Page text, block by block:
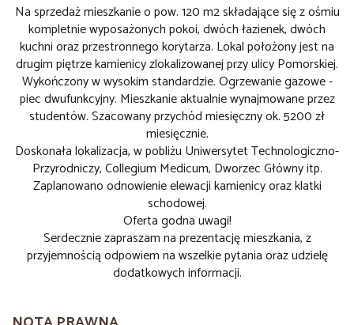
Na sprzedaż mieszkanie o pow. 120 m2 składające się z ośmiu
kompletnie wyposażonych pokoi, dwóch łazienek, dwóch
kuchni oraz przestronnego korytarza. Lokal położony jest na
drugim piętrze kamienicy zlokalizowanej przy ulicy Pomorskiej.
Wykończony w wysokim standardzie. Ogrzewanie gazowe -
piec dwufunkcyjny. Mieszkanie aktualnie wynajmowane przez
studentów. Szacowany przychód miesięczny ok. 5200 zł
miesięcznie.
Doskonała lokalizacja, w pobliżu Uniwersytet Technologiczno-
Przyrodniczy, Collegium Medicum, Dworzec Główny itp.
Zaplanowano odnowienie elewacji kamienicy oraz klatki
schodowej.
Oferta godna uwagi!
Serdecznie zapraszam na prezentację mieszkania, z
przyjemnością odpowiem na wszelkie pytania oraz udzielę
dodatkowych informacji.